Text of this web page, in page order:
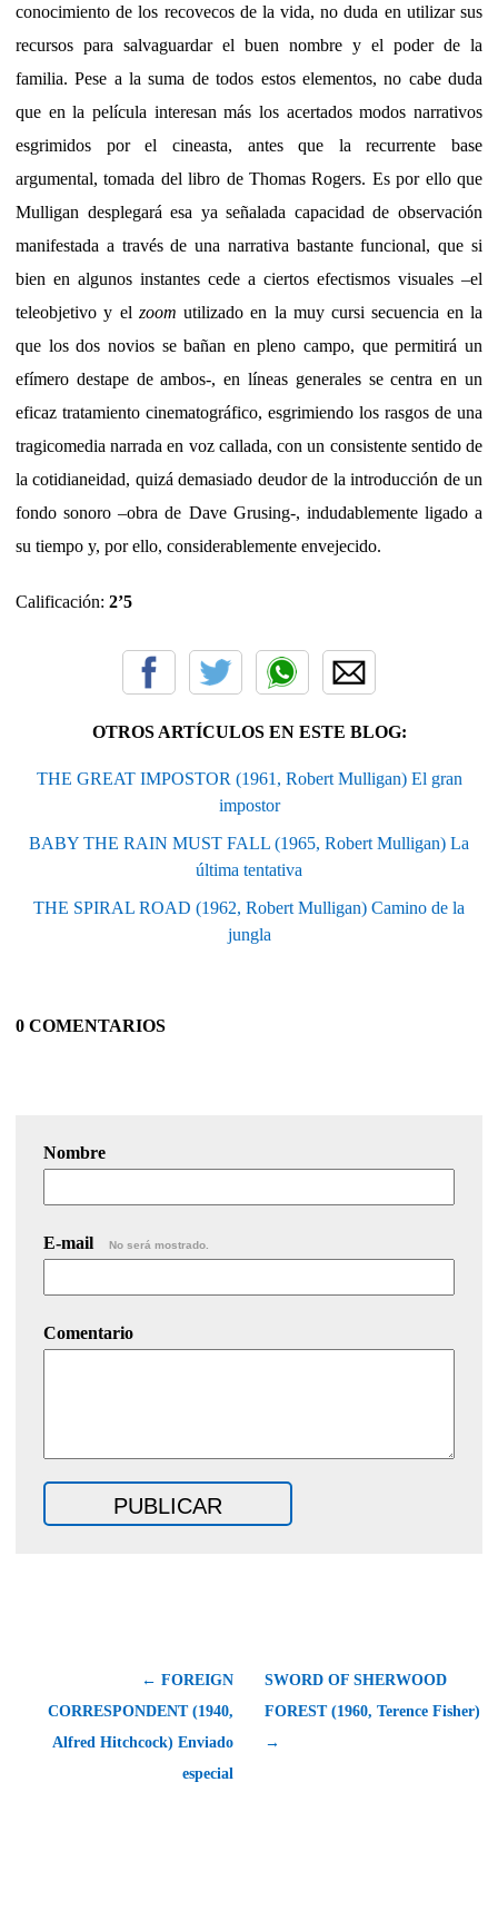
conocimiento de los recovecos de la vida, no duda en utilizar sus
recursos para salvaguardar el buen nombre y el poder de la
familia. Pese a la suma de todos estos elementos, no cabe duda
que en la película interesan más los acertados modos narrativos
esgrimidos por el cineasta, antes que la recurrente base
argumental, tomada del libro de Thomas Rogers. Es por ello que
Mulligan desplegará esa ya señalada capacidad de observación
manifestada a través de una narrativa bastante funcional, que si
bien en algunos instantes cede a ciertos efectismos visuales –el
teleobjetivo y el zoomutilizado en la muy cursi secuencia en la
que los dos novios se bañan en pleno campo, que permitirá un
efímero destape de ambos-, en líneas generales se centra en un
eficaz tratamiento cinematográfico, esgrimiendo los rasgos de una
tragicomedia narrada en voz callada, con un consistente sentido de
la cotidianeidad, quizá demasiado deudor de la introducción de un
fondo sonoro –obra de Dave Grusing-, indudablemente ligado a
su tiempo y, por ello, considerablemente envejecido.
Calificación: 2’5
OTROS ARTÍCULOS EN ESTE BLOG:
THE GREAT IMPOSTOR (1961, Robert Mulligan) El gran
impostor
BABY THE RAIN MUST FALL (1965, Robert Mulligan) La
última tentativa
THE SPIRAL ROAD (1962, Robert Mulligan) Camino de la
jungla
0 COMENTARIOS
Nombre
E-mail No será mostrado.
Comentario
← FOREIGN
CORRESPONDENT (1940,
Alfred Hitchcock) Enviado
especial
SWORD OF SHERWOOD
FOREST (1960, Terence Fisher)
→